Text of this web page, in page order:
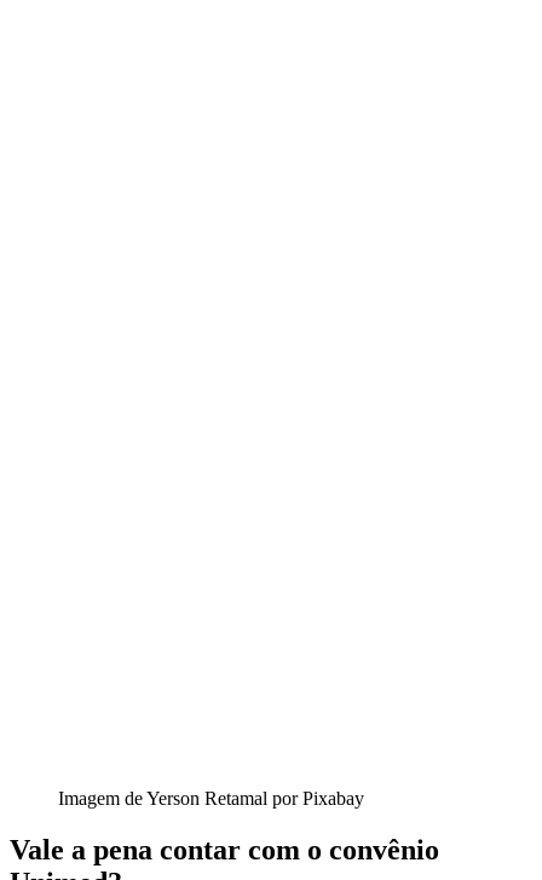
Imagem de Yerson Retamal por Pixabay
Vale a pena contar com o convênio